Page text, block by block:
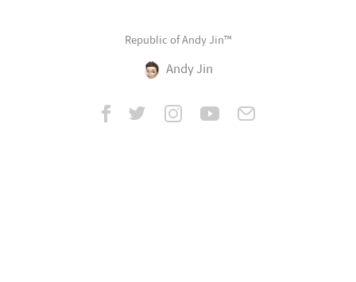
Republic of Andy Jin™
Andy Jin